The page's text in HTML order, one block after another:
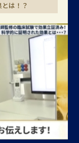
は！？